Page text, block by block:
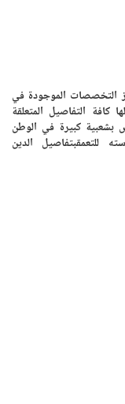
الموجودة في
كافة التفاصيل المتعلقة
بشعبية كبيرة في الوطن
للتعمقبتفاصيل الدين